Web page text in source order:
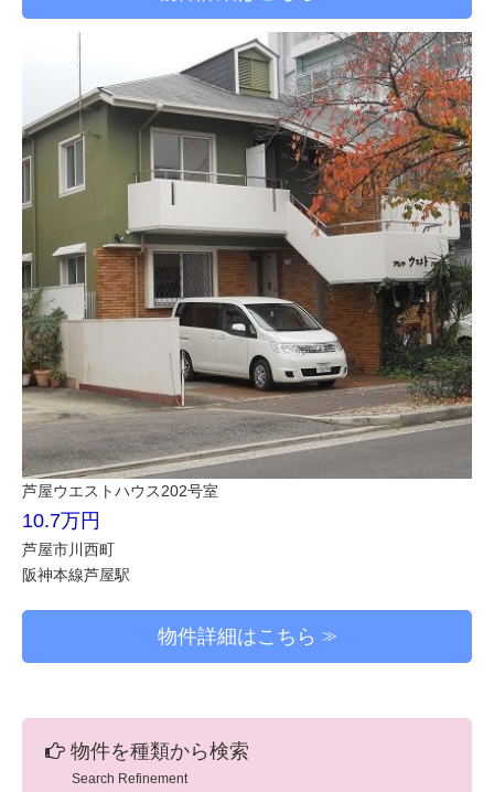
芦屋ウエストハウス202号室
10.7万円
芦屋市川西町
阪神本線芦屋駅
物件詳細はこちら
物件を種類から検索
Search Refinement